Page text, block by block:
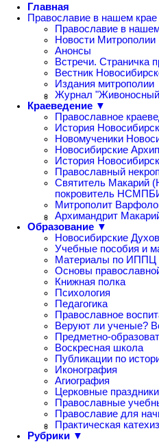
Главная
Православие в нашем
Православие в
Новости Митрополии
Анонсы
Встречи. Страничка
Вестник
Издания митрополии
Журнал
Краеведение ▼
Православное
История
Новомученики
Новосибирские
История
Православный
Святитель Макарий
покровитель
Митрополит
Архимандрит
Образование ▼
Новосибирские
Учебные пособия и
Материалы по ИППЦ
Основы
Книжная полка
Психология
Педагогика
Православное
Веруют ли ученые?
Предметно-
Воскресная школа
Публикации по
Иконография
Агиография
Церковные праздники
Православные
Православие для
Практическая
Рубрики ▼